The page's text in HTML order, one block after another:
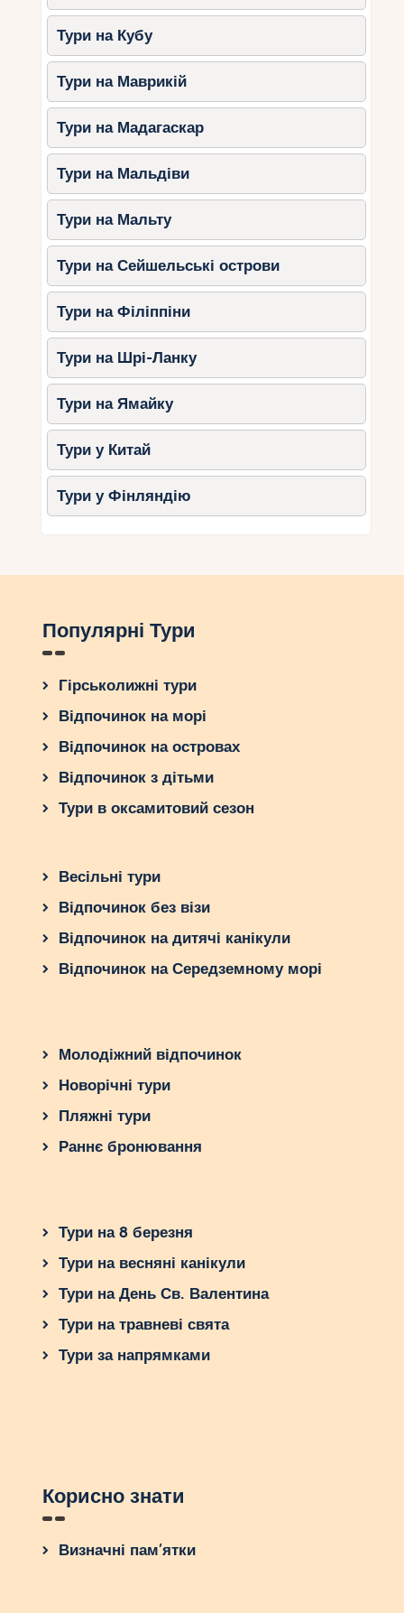
Тури на Кубу
Тури на Маврикій
Тури на Мадагаскар
Тури на Мальдіви
Тури на Мальту
Тури на Сейшельські острови
Тури на Філіппіни
Тури на Шрі-Ланку
Тури на Ямайку
Тури у Китай
Тури у Фінляндію
Популярні Тури
Гірськолижні тури
Відпочинок на морі
Відпочинок на островах
Відпочинок з дітьми
Тури в оксамитовий сезон
Весільні тури
Відпочинок без візи
Відпочинок на дитячі канікули
Відпочинок на Середземному морі
Молодіжний відпочинок
Новорічні тури
Пляжні тури
Раннє бронювання
Тури на 8 березня
Тури на весняні канікули
Тури на День Св. Валентина
Тури на травневі свята
Тури за напрямками
Корисно знати
Визначні пам’ятки